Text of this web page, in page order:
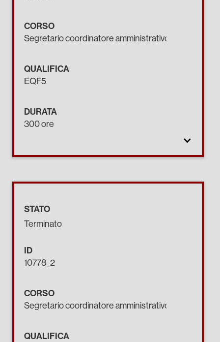
CORSO
Segretario coordinatore amministrativo.
QUALIFICA
EQF5
DURATA
300 ore
STATO
Terminato
ID
10778_2
CORSO
Segretario coordinatore amministrativo.
QUALIFICA